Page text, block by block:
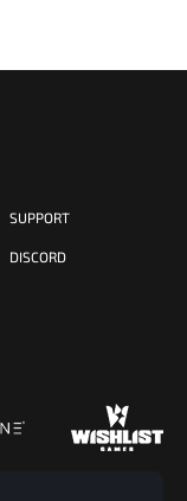
SUPPORT
DISCORD